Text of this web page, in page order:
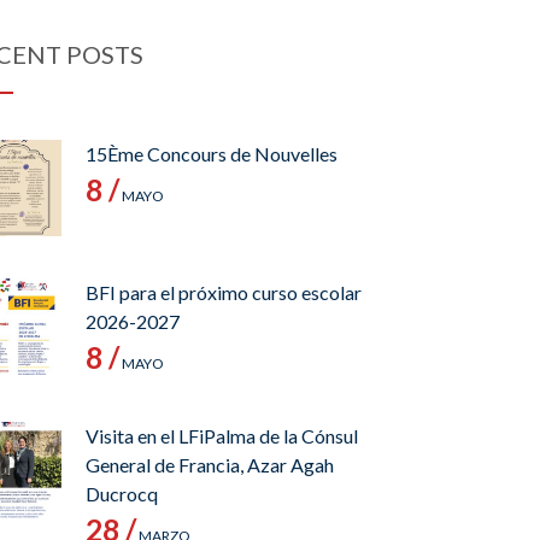
POSTS
15Ème Concours de Nouvelles
8 /MAYO
BFI para el próximo curso escolar
2026-2027
8 /MAYO
Visita en el LFiPalma de la Cónsul
General de Francia, Azar Agah
Ducrocq
28 /MARZO